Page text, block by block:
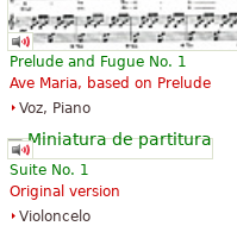
deinen Thron tret ich hiermit".
Edition for Strings according to
the autograph and the first
printed edition.
$19.95
Prelude and Fugue No. 1
Ave Maria, based on Prelude
Voz, Piano
Suite No. 1
Original version
Violoncelo